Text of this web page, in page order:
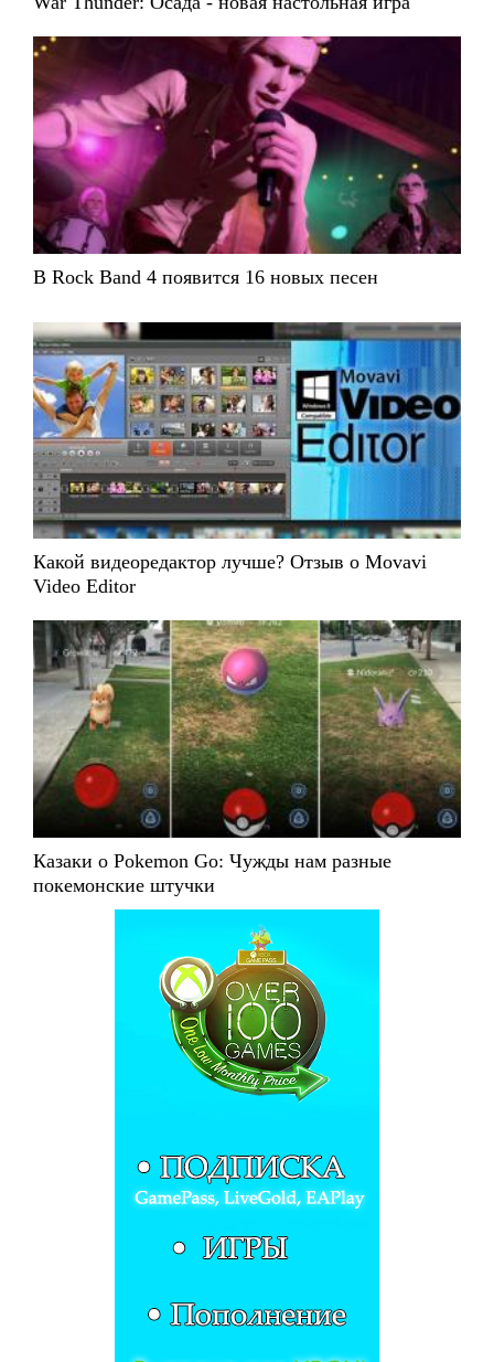
В Rock Band 4 появится 16 новых песен
Какой видеоредактор лучше? Отзыв о Movavi
Video Editor
Казаки о Pokemon Go: Чужды нам разные
покемонские штучки